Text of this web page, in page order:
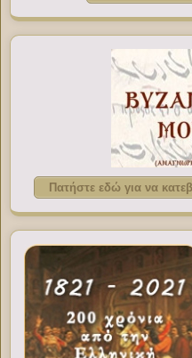
Πατήστε εδώ για να